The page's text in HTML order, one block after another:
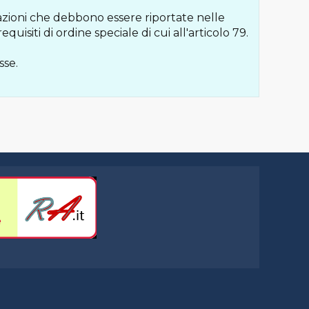
che debbono essere riportate nelle
di ordine speciale di cui all'articolo 79.